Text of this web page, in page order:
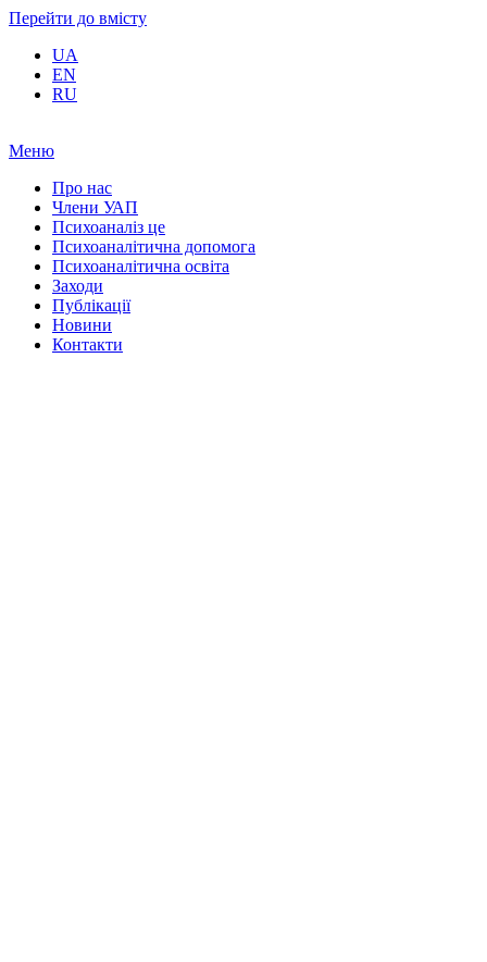
Перейти до вмісту
UA
EN
RU
Меню
Про нас
Члени УАП
Психоаналіз це
Психоаналітична допомога
Психоаналітична освіта
Заходи
Публікації
Новини
Контакти